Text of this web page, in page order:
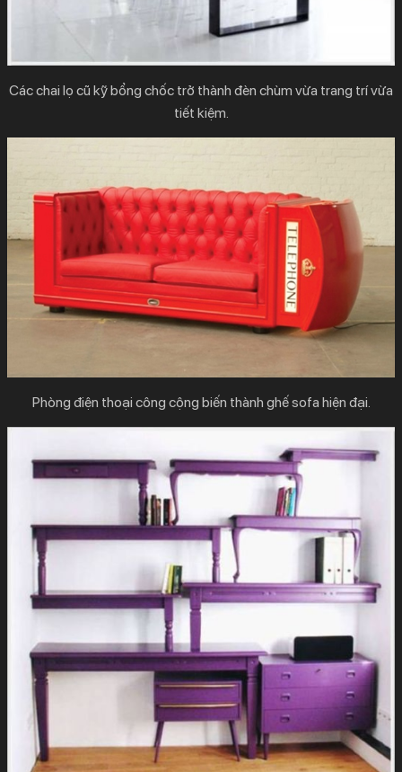
Các chai lọ cũ kỹ bổng chốc trở thành đèn chùm vừa trang trí vừa
tiết kiệm.
Phòng điện thoại công cộng biến thành ghế sofa hiện đại.